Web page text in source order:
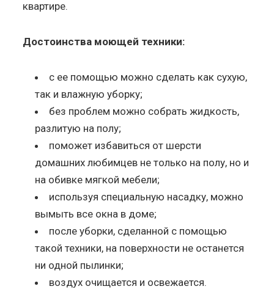
квартире.
Достоинства моющей техники:
с ее помощью можно сделать как сухую,
так и влажную уборку;
без проблем можно собрать жидкость,
разлитую на полу;
поможет избавиться от шерсти
домашних любимцев не только на полу, но и
на обивке мягкой мебели;
используя специальную насадку, можно
вымыть все окна в доме;
после уборки, сделанной с помощью
такой техники, на поверхности не останется
ни одной пылинки;
воздух очищается и освежается.